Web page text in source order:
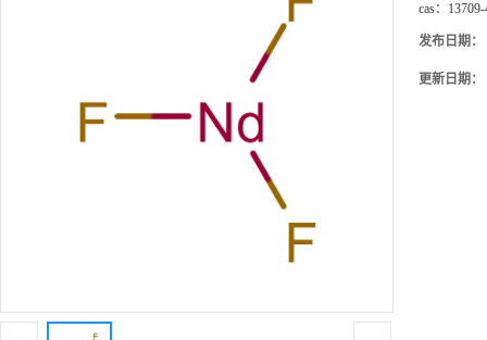
cas：
发布日期：
更新日期：